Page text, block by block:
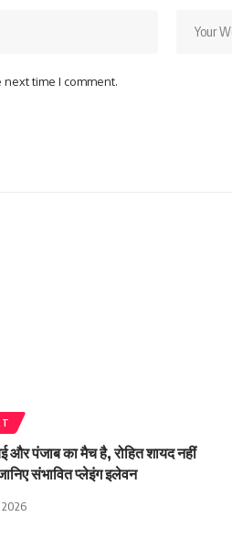
next time I comment.
पंजाब का मैच है, रोहित शायद नहीं
संभावित प्लेइंग इलेवन
2026